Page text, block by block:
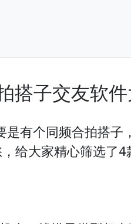
搭子交友软
是有个同频合拍搭
给大家精心筛选了4